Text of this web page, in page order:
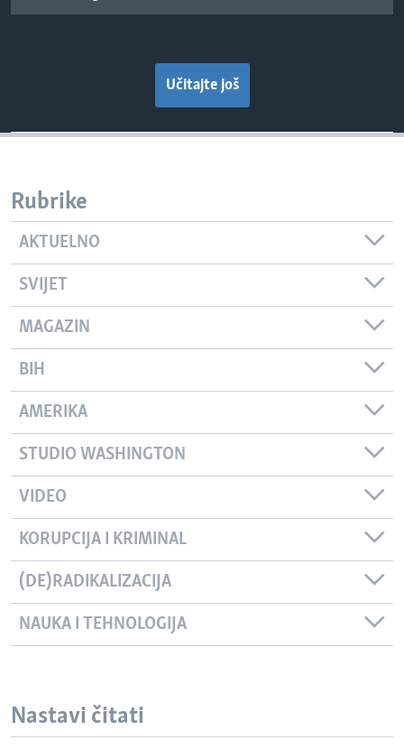
Učitajte još
Rubrike
AKTUELNO
SVIJET
MAGAZIN
BIH
AMERIKA
STUDIO WASHINGTON
VIDEO
KORUPCIJA I KRIMINAL
(DE)RADIKALIZACIJA
NAUKA I TEHNOLOGIJA
Nastavi čitati